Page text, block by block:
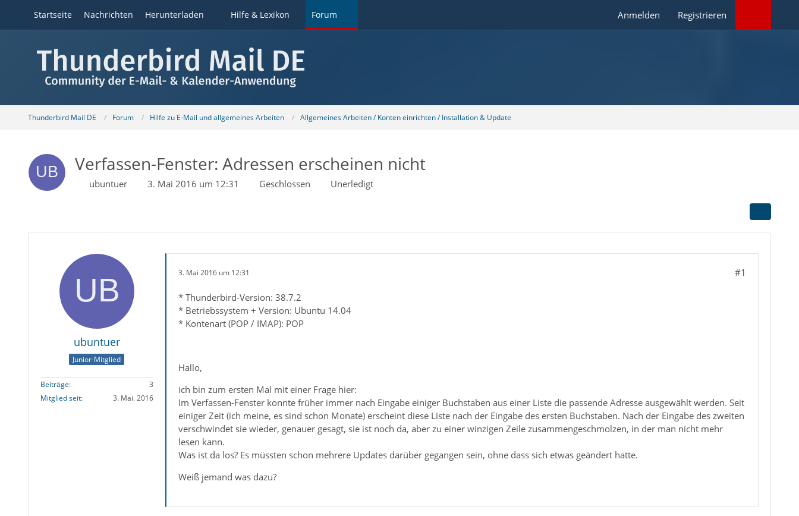
Startseite Nachrichten Herunterladen Hilfe & Lexikon Forum Anmelden Registrieren
Thunderbird Mail DE Forum Hilfe zu E-Mail und allgemeines Arbeiten Allgemeines Arbeiten / Konten einrichten / Installation & Update
Verfassen-Fenster: Adressen erscheinen nicht
ubuntuer 3. Mai 2016 um 12:31 Geschlossen Unerledigt
ubuntuer
Junior-Mitglied
Beiträge
3
Mitglied seit
3. Mai. 2016
3. Mai 2016 um 12:31 #1
* Thunderbird-Version: 38.7.2
* Betriebssystem + Version: Ubuntu 14.04
* Kontenart (POP / IMAP): POP
Hallo,
ich bin zum ersten Mal mit einer Frage hier:
Im Verfassen-Fenster konnte früher immer nach Eingabe einiger Buchstaben aus einer Liste die passende Adresse ausgewählt werden. Seit
einiger Zeit (ich meine, es sind schon Monate) erscheint diese Liste nach der Eingabe des ersten Buchstaben. Nach der Eingabe des zweiten
verschwindet sie wieder, genauer gesagt, sie ist noch da, aber zu einer winzigen Zeile zusammengeschmolzen, in der man nicht mehr
lesen kann.
Was ist da los? Es müssten schon mehrere Updates darüber gegangen sein, ohne dass sich etwas geändert hatte.
Weiß jemand was dazu?